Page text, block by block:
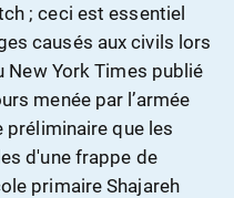
; ceci est essentiel
causés aux civils lors
New York Times publié
menée par l’armée
préliminaire que les
d'une frappe de
primaire Shajareh